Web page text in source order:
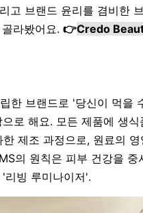
고 브랜드 윤리를 겸비한
라봤어요. 👉Credo
한 브랜드로 '당신이 먹을
로 해요. 모든 제품에 생식
제조 과정으로, 원료의 영
의 원칙은 피부 건강을 중
'리빙 루미나이저'.